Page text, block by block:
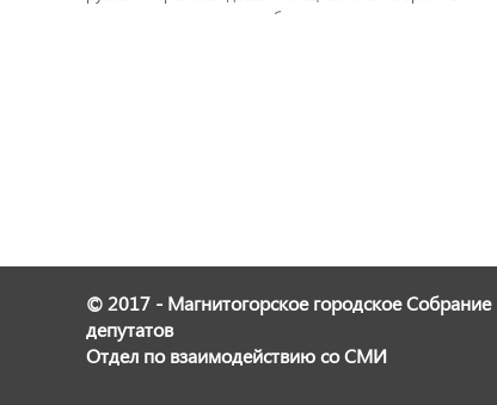
внимание на качество работ.
© 2017 - Магнитогорское городское Собрание
депутатов
Отдел по взаимодействию со СМИ